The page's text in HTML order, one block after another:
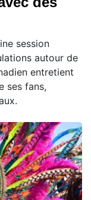
session
autour de
entretient
ses fans,